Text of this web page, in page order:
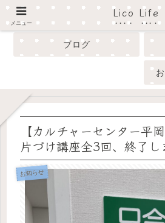
ブログ
【カルチャーセンター平
片づけ講座全3回、終了し
お知らせ
メニュー
Lico Life